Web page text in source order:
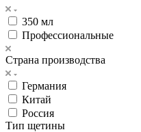
350 мл
Профессиональные
Страна производства
Германия
Китай
Россия
Тип щетины